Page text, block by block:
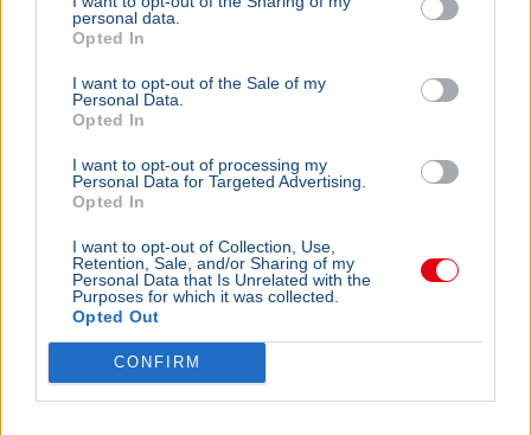
personal data.
Opted In
I want to opt-out of the Sale of my
Personal Data.
Opted In
I want to opt-out of processing my
Personal Data for Targeted Advertising.
Opted In
I want to opt-out of Collection, Use,
Retention, Sale, and/or Sharing of my
Personal Data that Is Unrelated with the
Purposes for which it was collected.
Opted Out
CONFIRM
egy férfit Donald Trump kaliforniai golfklubjánál az elnök
látogatása előtt.
KÜLFÖLD 2026. augusztus 4.
157 embert mentett ki a parti őrség egy égő